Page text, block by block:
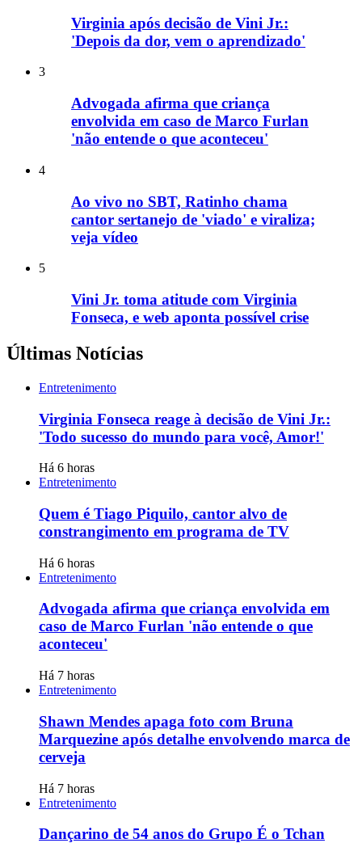
Virginia após decisão de Vini Jr.:
'Depois da dor, vem o aprendizado'
3
Advogada afirma que criança
envolvida em caso de Marco Furlan
'não entende o que aconteceu'
4
Ao vivo no SBT, Ratinho chama
cantor sertanejo de 'viado' e viraliza;
veja vídeo
5
Vini Jr. toma atitude com Virginia
Fonseca, e web aponta possível crise
Últimas Notícias
Entretenimento
Virginia Fonseca reage à decisão de Vini Jr.:
'Todo sucesso do mundo para você, Amor!'
Há 6 horas
Entretenimento
Quem é Tiago Piquilo, cantor alvo de
constrangimento em programa de TV
Há 6 horas
Entretenimento
Advogada afirma que criança envolvida em
caso de Marco Furlan 'não entende o que
aconteceu'
Há 7 horas
Entretenimento
Shawn Mendes apaga foto com Bruna
Marquezine após detalhe envolvendo marca de
cerveja
Há 7 horas
Entretenimento
Dançarino de 54 anos do Grupo É o Tchan